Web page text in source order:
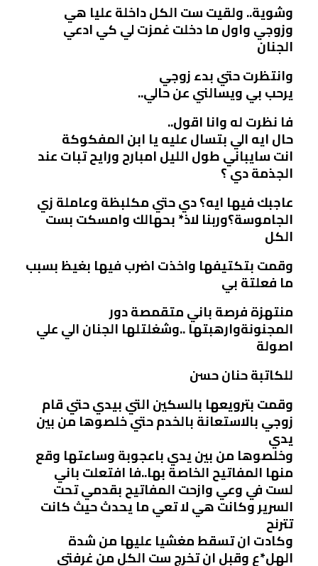
وشوية.. ولقيت ست الكل داخلة عليا هي
وزوجي واول ما دخلت غمزت لي كي ادعي
الجنان
وانتظرت حتي بدء زوجي
يرحب بي ويسالني عن حالي..
فا نظرت له وانا اقول..
حال ايه الي بتسال عليه يا ابن المفكوكة
انت سايباني طول الليل امبارح ورايح تبات عند
الجذمة دي ؟
عاجبك فيها ايه؟ دي حتي مكلبظة وعاملة زي
الجاموسة؟وربنا لاذ* بحهالك وامسكت بست
الكل
وقمت بتكتيفها واخذت اضرب فيها بغيظ بسبب
ما فعلتة بي
منتهزة فرصة باني متقمصة دور
المجنونةوارهبتها ..وشغلتلها الجنان الي علي
اصولة
للكاتبة حنان حسن
وقمت بترويعها بالسكين التي بيدي حتي قام
زوجي بالاستعانة بالخدم حتي خلصوها من بين
يدي
وخلصوها من بين يدي باعجوبة وساعتها وقع
منها المفاتيح الخاصة بها..فا افتعلت باني
لست في وعي وازحت المفاتيح بقدمي تحت
السرير وكانت هي لا تعي ما يحدث حيث كانت
تترنح
وكادت ان تسقط مغشيا عليها من شدة
الهل*ع وقبل ان تخرج ست الكل من غرفتي